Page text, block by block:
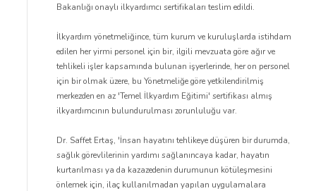
Bakanlığı onaylı ilkyardımcı sertifikaları teslim edildi.
İlkyardım yönetmeliğince, tüm kurum ve kuruluşlarda istihdam
edilen her yirmi personel için bir, ilgili mevzuata göre ağır ve
tehlikeli işler kapsamında bulunan işyerlerinde, her on personel
için bir olmak üzere, bu Yönetmeliğe göre yetkilendirilmiş
merkezden en az 'Temel İlkyardım Eğitimi' sertifikası almış
ilkyardımcının bulundurulması zorunluluğu var.
Dr. Saffet Ertaş, 'İnsan hayatını tehlikeye düşüren bir durumda,
sağlık görevlilerinin yardımı sağlanıncaya kadar, hayatın
kurtarılması ya da kazazedenin durumunun kötüleşmesini
önlemek için, ilaç kullanılmadan yapılan uygulamalara